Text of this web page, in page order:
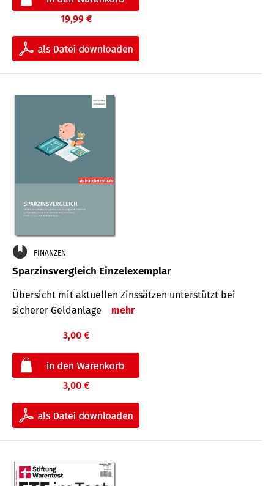
19,99 €
FINANZEN
Sparzinsvergleich Einzelexemplar
Übersicht mit aktuellen Zinssätzen unterstützt bei
sicherer Geldanlage
mehr
3,00 €
3,00 €